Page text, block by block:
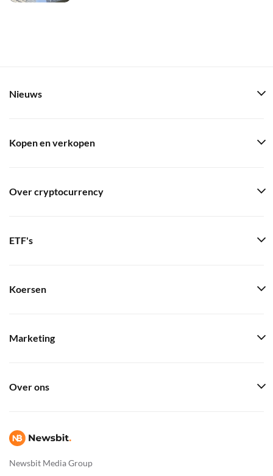
Newsbit Media Group
Nieuws
Kopen en verkopen
Over cryptocurrency
ETF's
Koersen
Marketing
Over ons